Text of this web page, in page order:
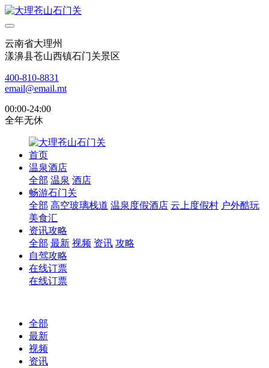
云南省大理州
漾濞县苍山西镇石门关景区
400-810-8831
email@email.mt
00:00-24:00
全年无休
首页
温泉酒店
全部 温泉 酒店
畅游石门关
全部 高空玻璃栈道 温泉度假酒店 云上度假村 户外酷玩
美食汇
资讯攻略
全部 最新 视频 资讯 攻略
自驾攻略
在线订票
在线订票
全部
最新
视频
资讯